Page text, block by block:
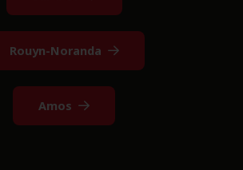
Rouyn-Noranda
Amos